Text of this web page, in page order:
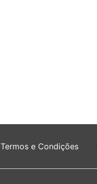
Termos e Condições